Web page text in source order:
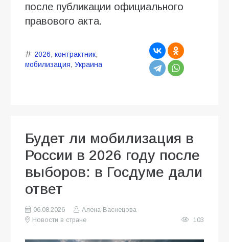
после публикации официального
правового акта.
2026, контрактник,
мобилизация, Украина
Будет ли мобилизация в
России в 2026 году после
выборов: в Госдуме дали
ответ
06.08.2026
Алена Васнецова
Новости в стране
103